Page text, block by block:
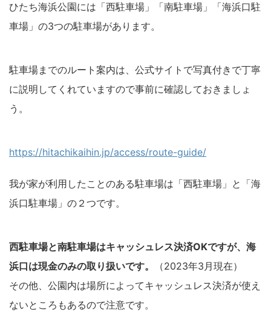
ひたち海浜公園には「西駐車場」「南駐車場」「海浜口駐
車場」の3つの駐車場があります。
駐車場までのルート案内は、公式サイトで写真付きで丁寧
に説明してくれていますので事前に確認しておきましょ
う。
https://hitachikaihin.jp/access/route-guide/
我が家が利用したことのある駐車場は「西駐車場」と「海
浜口駐車場」の２つです。
西駐車場と南駐車場はキャッシュレス決済OKですが、海
浜口は現金のみの取り扱いです。
（2023年3月現在）
その他、公園内は場所によってキャッシュレス決済が使え
ないところもあるので注意です。